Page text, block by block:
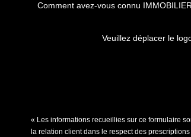
Comment avez-vous connu
Veuillez déplacer le
« Les informations recueillies sur ce formulaire
la relation client dans le respect des